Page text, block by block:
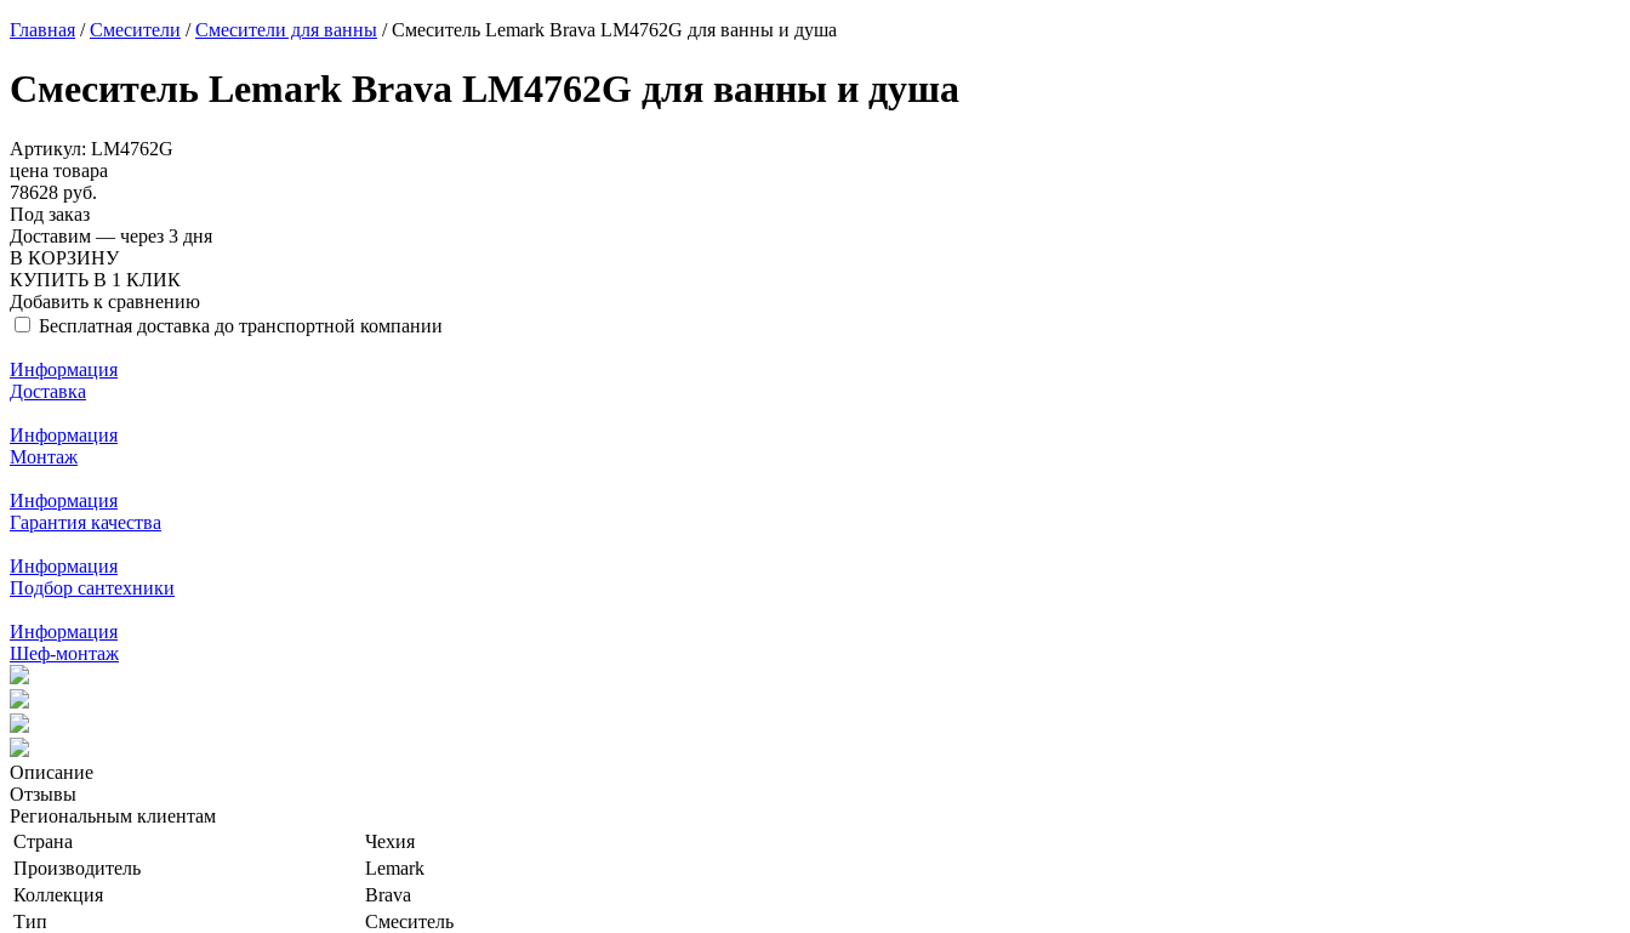
Главная /Смесители /Смесители для ванны /Смеситель Lemark Brava LM4762G для ванны и душа
Смеситель Lemark Brava LM4762G для ванны и душа
Артикул: LM4762G
цена товара
78628 руб.
Под заказ
Доставим — через 3 дня
В КОРЗИНУ
КУПИТЬ В 1 КЛИК
Добавить к сравнению
Бесплатная доставка до транспортной компании
Информация
Доставка
Информация
Монтаж
Информация
Гарантия качества
Информация
Подбор сантехники
Информация
Шеф-монтаж
Описание
Отзывы
Региональным клиентам
Страна
Чехия
Производитель
Lemark
Коллекция
Brava
Тип
Смеситель